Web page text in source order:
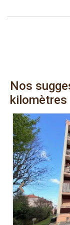
Nos
kilomètres